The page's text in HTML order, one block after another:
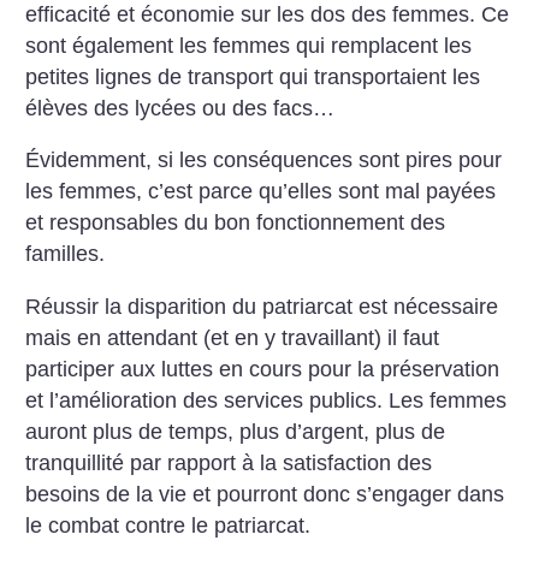
efficacité et économie sur les dos des femmes. Ce
sont également les femmes qui remplacent les
petites lignes de transport qui transportaient les
élèves des lycées ou des facs…
Évidemment, si les conséquences sont pires pour
les femmes, c’est parce qu’elles sont mal payées
et responsables du bon fonctionnement des
familles.
Réussir la disparition du patriarcat est nécessaire
mais en attendant (et en y travaillant) il faut
participer aux luttes en cours pour la préservation
et l’amélioration des services publics. Les femmes
auront plus de temps, plus d’argent, plus de
tranquillité par rapport à la satisfaction des
besoins de la vie et pourront donc s’engager dans
le combat contre le patriarcat.